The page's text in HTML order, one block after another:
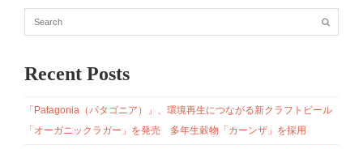
Recent Posts
「Patagonia（パタゴニア）」、環境再生につながる新クラフトビール
「オーガニックラガー」を発売 多年生穀物「カーンザ」を採用